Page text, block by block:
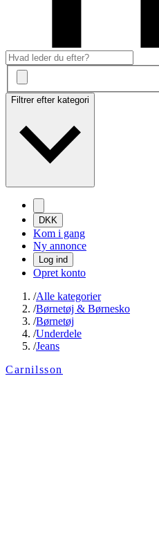
Filtrer efter kategori
DKK
Kom i gang
Ny annonce
Log ind
Opret konto
/Alle kategorier
/Børnetøj & Børnesko
/Børnetøj
/Underdele
/Jeans
Carnilsson